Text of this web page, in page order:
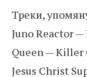
Треки,
Juno Reactor —
Queen — Killer
Jesus Christ